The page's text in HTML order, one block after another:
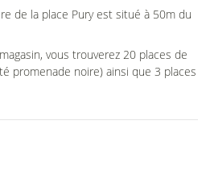
de la place Pury est situé à 50m du
vous trouverez 20 places de
promenade noire) ainsi que 3 places